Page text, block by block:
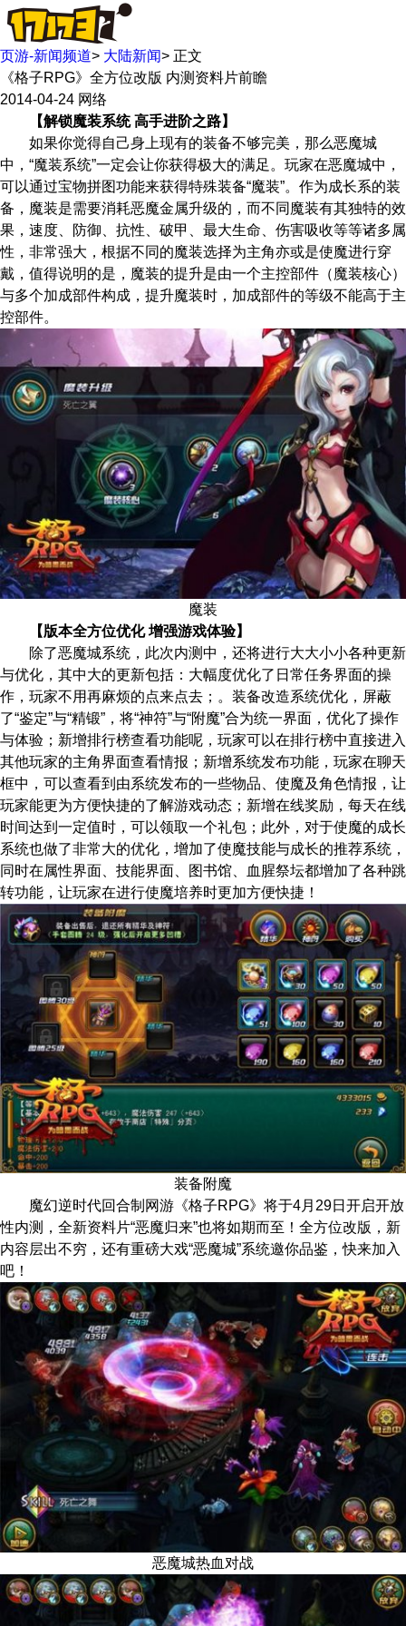
页游-新闻频道> 大陆新闻> 正文
《格子RPG》全方位改版 内测资料片前瞻
2014-04-24 网络
【解锁魔装系统 高手进阶之路】
如果你觉得自己身上现有的装备不够完美，那么恶魔城
中，“魔装系统”一定会让你获得极大的满足。玩家在恶魔城中，
可以通过宝物拼图功能来获得特殊装备“魔装”。作为成长系的装
备，魔装是需要消耗恶魔金属升级的，而不同魔装有其独特的效
果，速度、防御、抗性、破甲、最大生命、伤害吸收等等诸多属
性，非常强大，根据不同的魔装选择为主角亦或是使魔进行穿
戴，值得说明的是，魔装的提升是由一个主控部件（魔装核心）
与多个加成部件构成，提升魔装时，加成部件的等级不能高于主
控部件。
魔装
【版本全方位优化 增强游戏体验】
除了恶魔城系统，此次内测中，还将进行大大小小各种更新
与优化，其中大的更新包括：大幅度优化了日常任务界面的操
作，玩家不用再麻烦的点来点去；。装备改造系统优化，屏蔽
了“鉴定”与“精锻”，将“神符”与“附魔”合为统一界面，优化了操作
与体验；新增排行榜查看功能呢，玩家可以在排行榜中直接进入
其他玩家的主角界面查看情报；新增系统发布功能，玩家在聊天
框中，可以查看到由系统发布的一些物品、使魔及角色情报，让
玩家能更为方便快捷的了解游戏动态；新增在线奖励，每天在线
时间达到一定值时，可以领取一个礼包；此外，对于使魔的成长
系统也做了非常大的优化，增加了使魔技能与成长的推荐系统，
同时在属性界面、技能界面、图书馆、血腥祭坛都增加了各种跳
转功能，让玩家在进行使魔培养时更加方便快捷！
装备附魔
魔幻逆时代回合制网游《格子RPG》将于4月29日开启开放
性内测，全新资料片“恶魔归来”也将如期而至！全方位改版，新
内容层出不穷，还有重磅大戏“恶魔城”系统邀你品鉴，快来加入
吧！
恶魔城热血对战